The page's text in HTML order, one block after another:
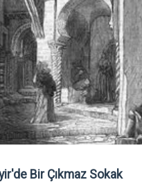
Bir Çıkmaz Sokak